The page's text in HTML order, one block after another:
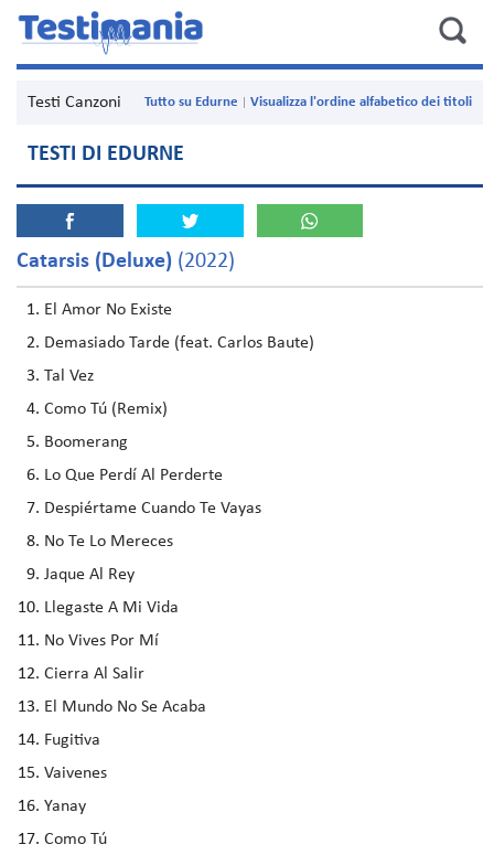
Testi Canzoni Visualizza l'ordine alfabetico dei titoli
Tutto su Edurne
TESTI DI EDURNE
Catarsis (Deluxe) (2022)
El Amor No Existe
Demasiado Tarde (feat. Carlos Baute)
Tal Vez
Como Tú (Remix)
Boomerang
Lo Que Perdí Al Perderte
Despiértame Cuando Te Vayas
No Te Lo Mereces
Jaque Al Rey
Llegaste A Mi Vida
No Vives Por Mí
Cierra Al Salir
El Mundo No Se Acaba
Fugitiva
Vaivenes
Yanay
Como Tú